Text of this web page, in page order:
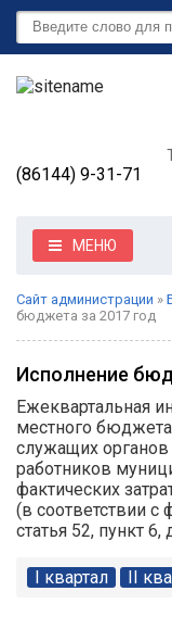
(86144) 9-31-71
МЕНЮ
Сайт администрации »
бюджета за 2017 год
Исполнение
Ежеквартальная
местного
служащих
работников
фактических
(в соответствии
статья 52, пункт
I квартал II